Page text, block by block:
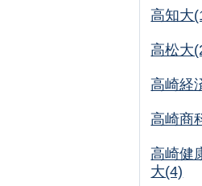
高知大
高松大
高崎経
高崎商
高崎健
大(4)